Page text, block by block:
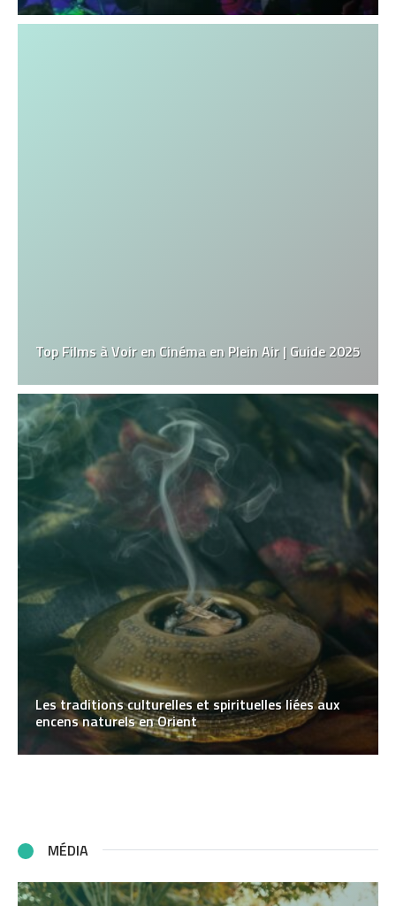
Top Films à Voir en Cinéma en Plein Air | Guide 2025
Les traditions culturelles et spirituelles liées aux
encens naturels en Orient
MÉDIA